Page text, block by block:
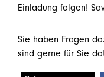
Einladung folgen!
Sie haben Fragen
sind gerne für Sie